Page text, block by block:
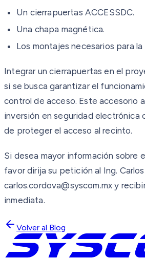
Un cierrapuertas ACCESSDC.
Una chapa magnética.
Los montajes necesarios para la
Integrar un cierrapuertas en el
si se busca garantizar el
control de acceso. Este accesorio
inversión en seguridad electrónica
de proteger el acceso al recinto.
Si desea mayor información sobre
favor dirija su petición al Ing.
carlos.cordova@syscom.mx y
inmediata.
Volver al Blog